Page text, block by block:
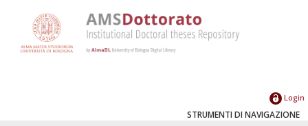
Login
STRUMENTI DI NAVIGAZIONE